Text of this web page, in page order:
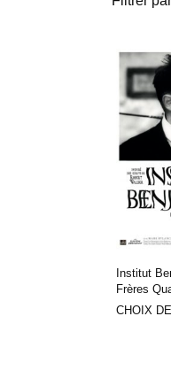
Institut
Frères
CHOIX